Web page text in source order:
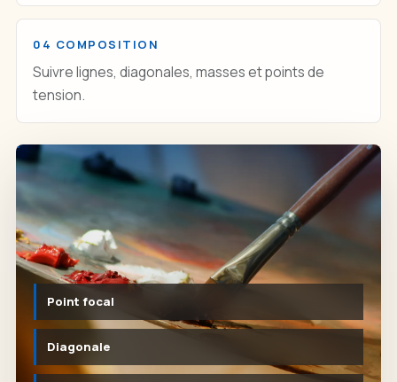
04 COMPOSITION
Suivre lignes, diagonales, masses et points de
tension.
Point focal
Diagonale